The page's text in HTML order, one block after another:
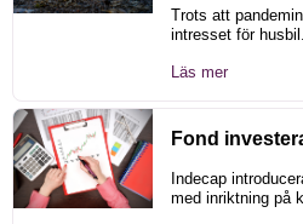
Trots att
intresset för
Läs mer
Fond
Indecap
med inriktning på